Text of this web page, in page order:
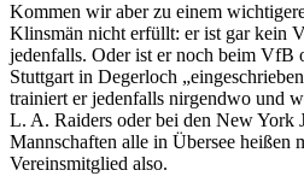
Kommen wir aber zu einem
Klinsmän nicht erfüllt: er ist gar kein
jedenfalls. Oder ist er noch beim VfB
Stuttgart in Degerloch
trainiert er jedenfalls nirgendwo und
L. A. Raiders oder bei den New York
Mannschaften alle in Übersee heißen
Vereinsmitglied also.